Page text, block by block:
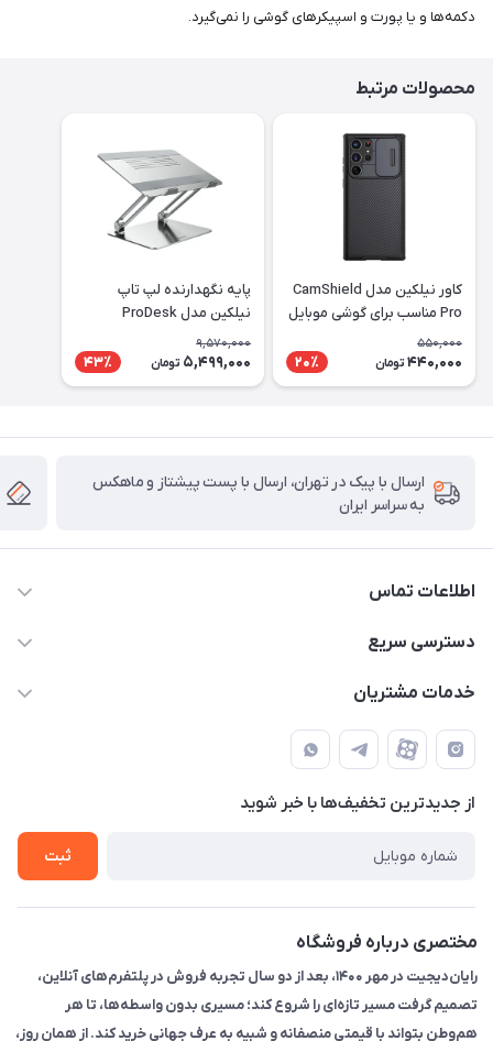
دکمه‌ها و یا پورت و اسپیکرهای گوشی را نمی‌گیرد.
محصولات مرتبط
کاور نیلکین مدل CamShield
Pro مناسب برای گوشی موبایل
سامسونگ Galaxy S22 Ultra
550,000
440,000 تومان 20٪
پایه نگهدارنده لپ تاپ
نیلکین مدل ProDesk
Adjustable
9,570,000
5,499,000 تومان 43٪
ارسال با پیک در تهران، ارسال با پست پیشتاز و ماهکس
به سراسر ایران
اطلاعات تماس
۰۲۱91095320 - 09120057355 - 09915561288
حضوری از قبل با پشتیبان های فروشگاه هماهنگ کنید)
دسترسی سریع
حساب کاربری
لیست محصولات
تماس با ما
خدمات مشتریان
قوانین و مقررات
حریم خصوصی
راهنما
از جدید‌ترین تخفیف‌ها با‌ خبر شوید
ثبت
مختصری درباره فروشگاه
رایان‌دیجیت در مهر ۱۴۰۰، بعد از دو سال تجربه فروش در پلتفرم‌های آنلاین،
تصمیم گرفت مسیر تازه‌ای را شروع کند؛ مسیری بدون واسطه‌ها، تا هر
هم‌وطن بتواند با قیمتی منصفانه و شبیه به عرف جهانی خرید کند. از همان روز،